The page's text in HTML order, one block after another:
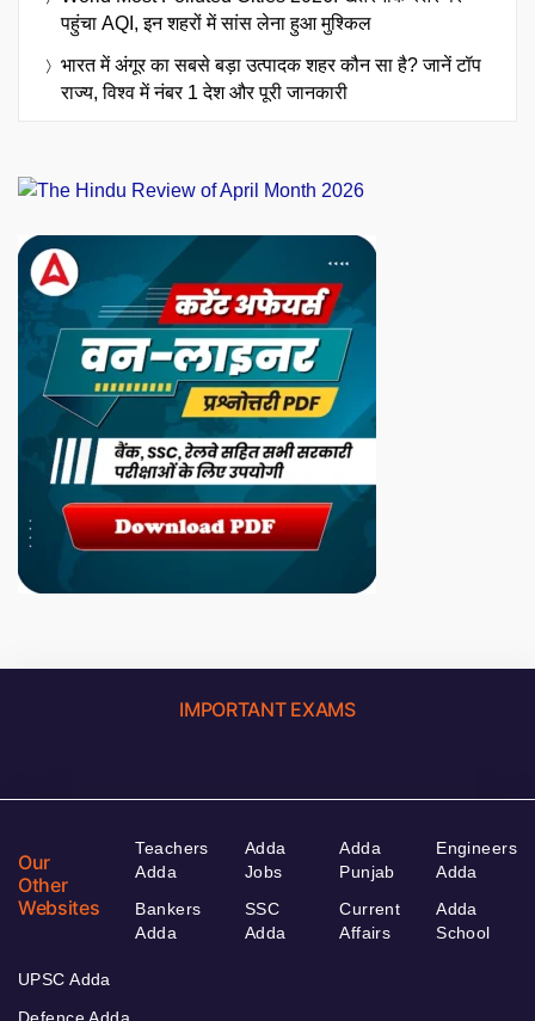
पहुंचा AQI, इन शहरों में सांस लेना हुआ मुश्किल
भारत में अंगूर का सबसे बड़ा उत्पादक शहर कौन सा है? जानें टॉप
राज्य, विश्व में नंबर 1 देश और पूरी जानकारी
IMPORTANT EXAMS
Our
Other
Websites
Teachers
Adda
Bankers
Adda
Adda
Jobs
SSC
Adda
Adda
Punjab
Current
Affairs
Engineers
Adda
Adda
School
UPSC Adda
Defence Adda